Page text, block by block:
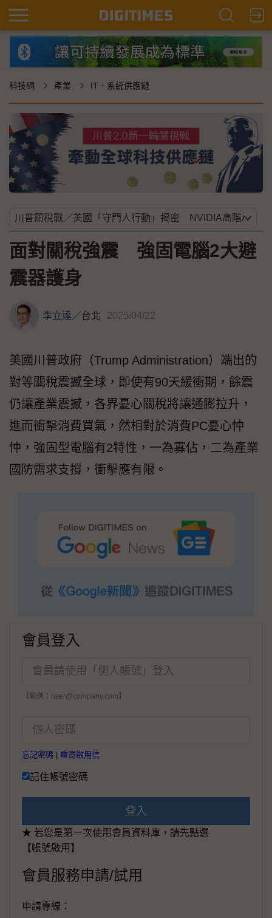
科技網 產業 IT．系統供應鏈
面對關稅強震 強固電腦2大避
震器護身
李立達 ／台北 2025/04/22
美國川普政府（Trump Administration）端出的
對等關稅震撼全球，即使有90天緩衝期，餘震
仍讓產業震撼，各界憂心關稅將讓通膨拉升，
進而衝擊消費買氣，然相對於消費PC憂心忡
忡，強固型電腦有2特性，一為寡佔，二為產業
國防需求支撐，衝擊應有限。
會員登入
【範例：user@company.com】
忘記密碼 重寄啟用信
記住帳號密碼
登入
★ 若您是第一次使用會員資料庫，請先點選
【帳號啟用】
會員服務申請/試用
申請專線：